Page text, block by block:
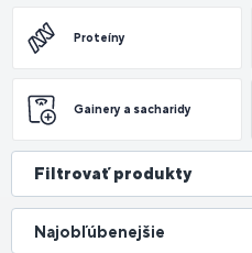
Proteíny
Gainery a sacharidy
Filtrovať produkty
Najobľúbenejšie